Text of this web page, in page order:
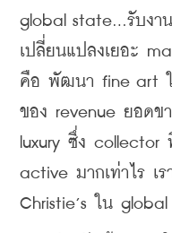
global state...รับงา
เปลี่ยนแปลงเยอะ
คือ พัฒนา fine art ใ
ของ revenue ยอดข
luxury ซึ่ง collector
active มากเท่าไร เ
Christie’s ใน